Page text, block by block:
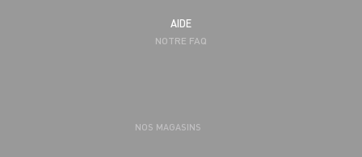
AIDE
NOTRE FAQ
NOS MAGASINS